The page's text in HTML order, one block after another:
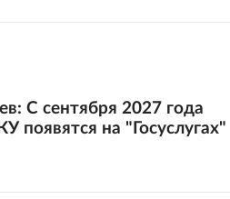
С сентября 2027 года
появятся на "Госуслугах"